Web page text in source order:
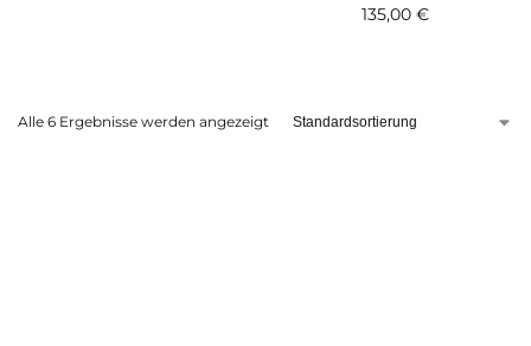
135,00 €
Alle 6 Ergebnisse werden angezeigt